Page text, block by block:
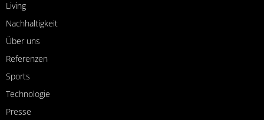
Living
Nachhaltigkeit
Über uns
Referenzen
Sports
Technologie
Presse